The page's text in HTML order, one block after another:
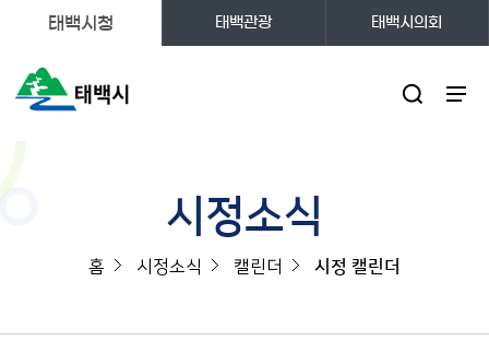
태백시청 태백관광 태백시의회
시정소식
홈 시정소식 캘린더 시정 캘린더